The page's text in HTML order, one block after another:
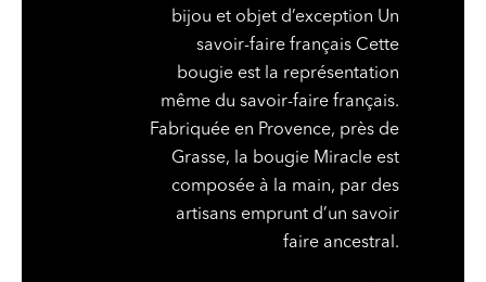
bijou et objet d’exception Un
savoir-faire français Cette
bougie est la représentation
même du savoir-faire français.
Fabriquée en Provence, près de
Grasse, la bougie Miracle est
composée à la main, par des
artisans emprunt d’un savoir
faire ancestral.